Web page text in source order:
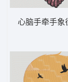
心脑手牵手